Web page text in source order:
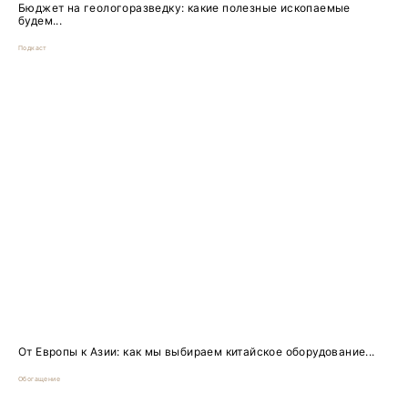
Бюджет на геологоразведку: какие полезные ископаемые
будем...
Подкаст
От Европы к Азии: как мы выбираем китайское оборудование...
Обогащение